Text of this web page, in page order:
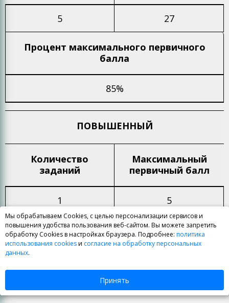
5 27
Процент максимального первичного
балла
85%
ПОВЫШЕННЫЙ
Количество
заданий
Максимальный
первичный балл
1 5
Процент максимальногопервичного
балла
15%
Мы обрабатываем Cookies, с целью персонализации сервисов и
повышения удобства пользования веб-сайтом. Вы можете запретить
обработку Cookies в настройках браузера. Подробнее: политика
использования cookiesи согласие на обработку персональных
данных.
Принять